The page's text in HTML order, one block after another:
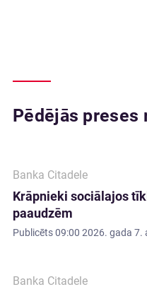
Pēdējās preses
Banka Citadele
Krāpnieki sociālajos
paaudzēm
Publicēts09:00 2026. gada 7.
Banka Citadele